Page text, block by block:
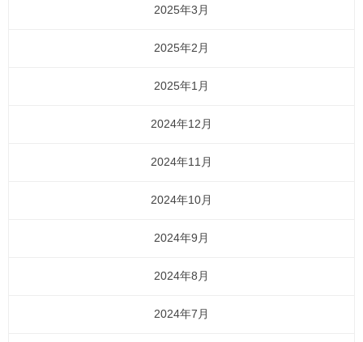
2025年3月
2025年2月
2025年1月
2024年12月
2024年11月
2024年10月
2024年9月
2024年8月
2024年7月